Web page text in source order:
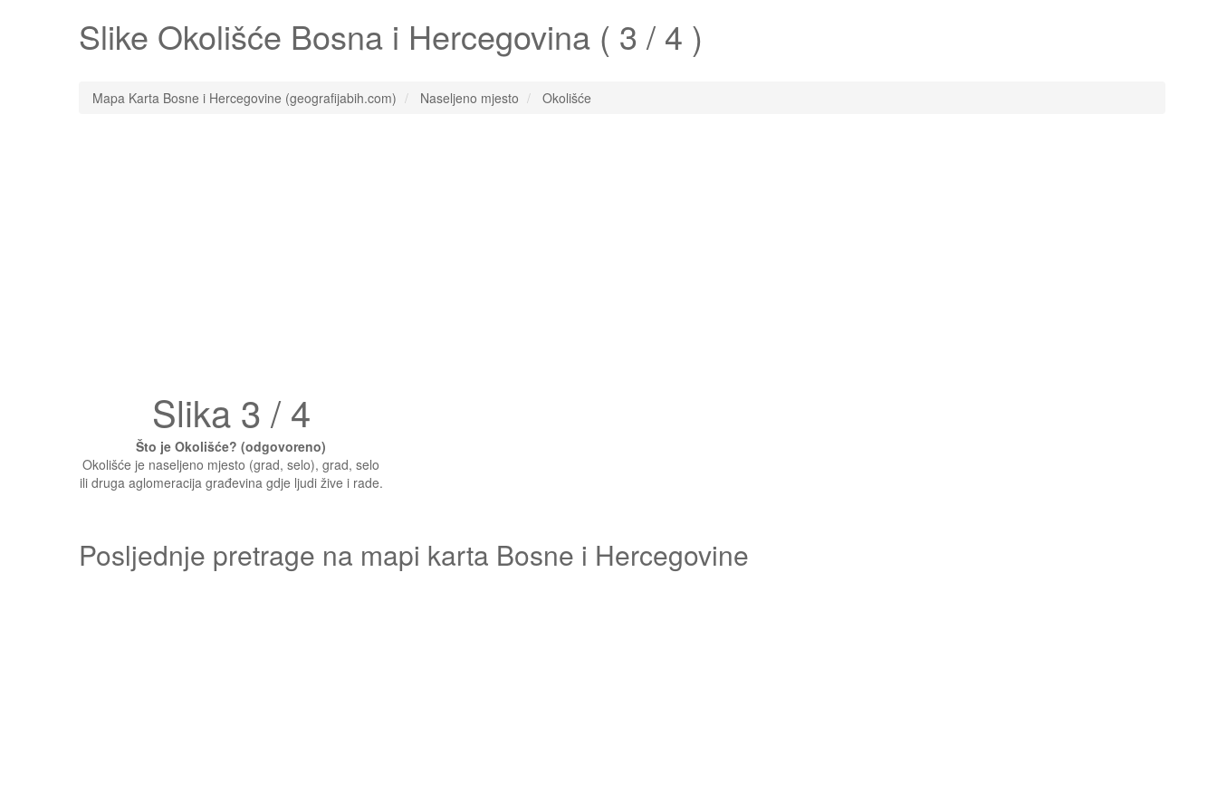
Slike Okolišće Bosna i Hercegovina ( 3 / 4 )
Mapa Karta Bosne i Hercegovine (geografijabih.com) Naseljeno mjesto Okolišće
Slika 3 / 4
Što je Okolišće? (odgovoreno)
Okolišće je naseljeno mjesto (grad, selo), grad, selo
ili druga aglomeracija građevina gdje ljudi žive i rade.
Posljednje pretrage na mapi karta Bosne i Hercegovine